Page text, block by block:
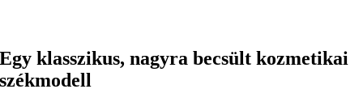
Egy klasszikus, nagyra becsült kozmetikai
székmodell